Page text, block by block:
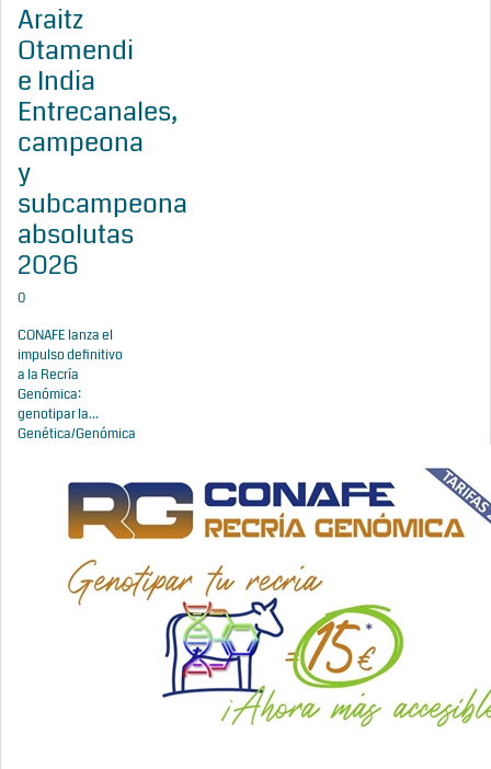
Araitz
Otamendi
e India
Entrecanales,
campeona
y
subcampeona
absolutas
2026
0
CONAFE lanza el
impulso definitivo
a la Recría
Genómica:
genotipar la...
Genética/Genómica